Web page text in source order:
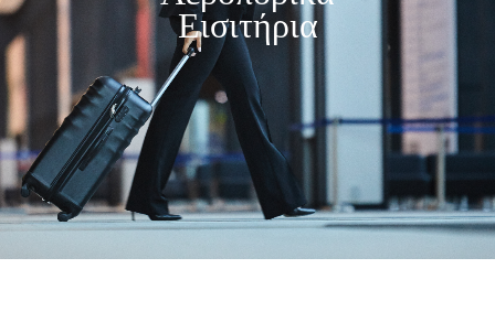
Εισιτήρια